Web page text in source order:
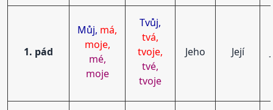
1. pád
Můj, má,
moje,
mé,
moje
Tvůj,
tvá,
tvoje,
tvé,
tvoje
Jeho Její